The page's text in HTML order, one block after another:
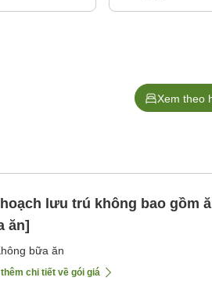
Xem theo
lưu trú không bao gồm
ăn]
bữa ăn
chi tiết về gói giá